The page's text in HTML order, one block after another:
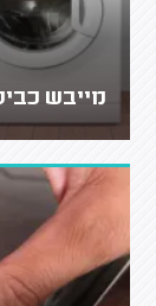
מייבש